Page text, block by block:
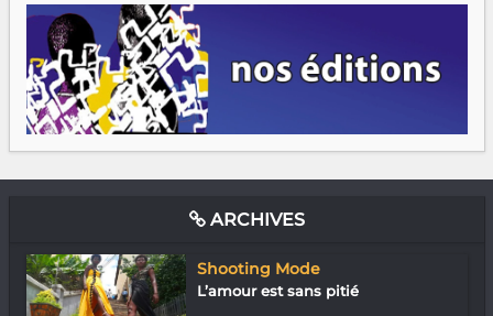
ARCHIVES
Shooting Mode
L’amour est sans pitié